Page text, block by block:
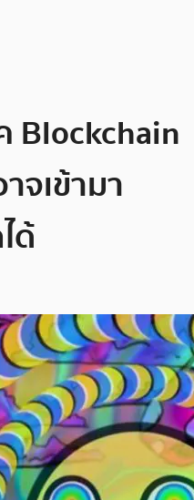
Blockchain
จเข้ามา
ด้